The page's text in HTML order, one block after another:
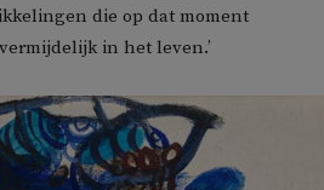
die op dat moment
in het leven.’